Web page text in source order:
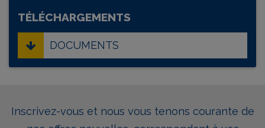
TÉLÉCHARGEMENTS
DOCUMENTS
Inscrivez-vous et nous vous tenons courante de